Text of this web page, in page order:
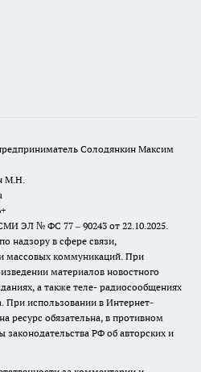
Солодянкин Максим
М.Н.
ЭЛ № ФС 77 – 90243 от 22.10.2025.
надзору в сфере связи,
массовых коммуникаций. При
материалов новостного
а также теле- радиосообщениях
При использовании в Интернет-
ресурс обязательна, в противном
РФ об авторских и